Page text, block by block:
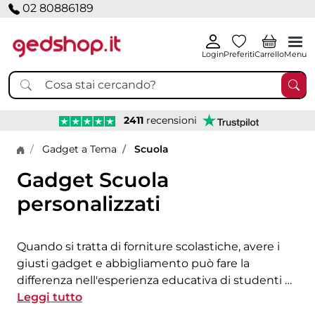
02 80886189
LoginPreferitiCarrelloMenu
2411 recensioni
Home page
Gadget a Tema Scuola
Gadget Scuola
personalizzati
Quando si tratta di forniture scolastiche, avere i
giusti gadget e abbigliamento può fare la
differenza nell'esperienza educativa di studenti e
insegnanti. Su Gedshop, siamo specializzati in
Leggi tutto